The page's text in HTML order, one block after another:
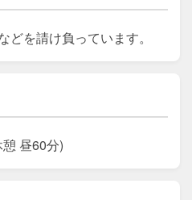
を請け負っています。
昼60分)